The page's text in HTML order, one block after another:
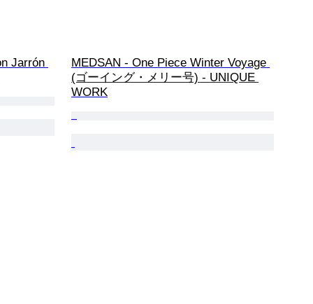
Jarrón
MEDSAN - One Piece Winter Voyage
(ゴーイング・メリー号) - UNIQUE
WORK